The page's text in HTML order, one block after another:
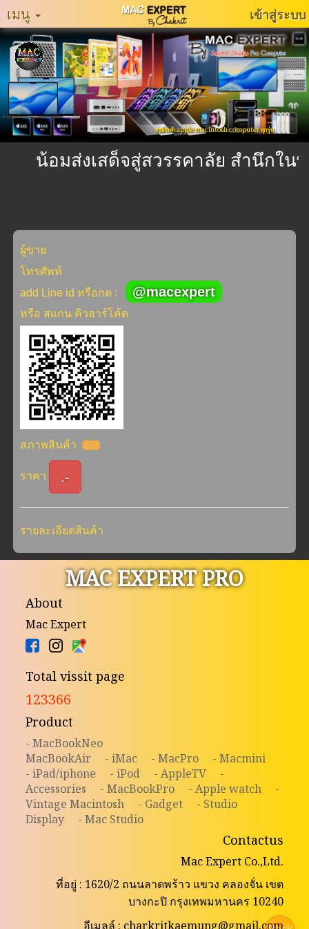
หน้า
หลัก
MacExpertMuzeum
แจ้ง
ปัญหา
เรา
เมนู เข้าสู่ระบบ
ขายสินค้า apple macintosh computer ทุกรุ่น
น้อมส่งเสด็จสู่สวรรคาลัย สำนึกใน
ผู้ขาย
โทรศัพท์
add Line id หรือกด :
@macexpert
หรือ สแกน คิวอาร์โค้ด
สภาพสินค้า
ราคา .-
รายละเอียดสินค้า
MAC EXPERT PRO
About
Mac Expert
Total vissit page
123366
Product
- MacBookNeo
MacBookAir
- iMac - MacPro
- Macmini
- iPad/iphone
- iPod - AppleTV
-
Accessories
- MacBookPro - Apple watch
-
Vintage Macintosh
- Gadget
- Studio
Display
- Mac Studio
Contactus
Mac Expert Co.,Ltd.
ที่อยู่ : 1620/2 ถนนลาดพร้าว แขวง คลองจั่น เขต
บางกะปิ กรุงเทพมหานคร 10240
อีเมลล์ : charkritkaemung@gmail.com